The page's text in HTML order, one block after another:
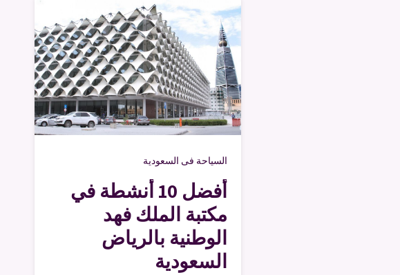
السياحة فى السعودية
أفضل 10 أنشطة في
مكتبة الملك فهد
الوطنية بالرياض
السعودية